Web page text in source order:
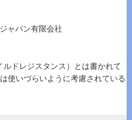
ャパン有限会社
ルドレジスタンス）とは書かれて
使いづらいように考慮されている